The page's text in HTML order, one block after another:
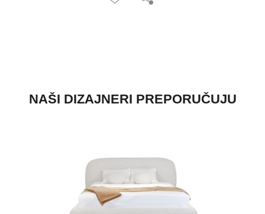
NAŠI DIZAJNERI PREPORUČUJU